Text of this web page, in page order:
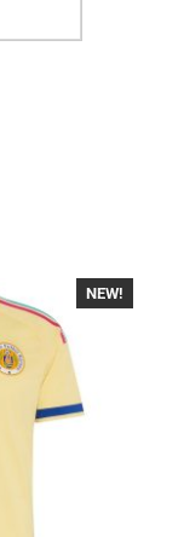
-40%
NEW!